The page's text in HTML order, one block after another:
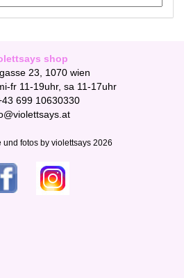
shop
23, 1070 wien
fr 11-19uhr, sa 11-17uhr
699 10630330
fotos by violettsays 2026